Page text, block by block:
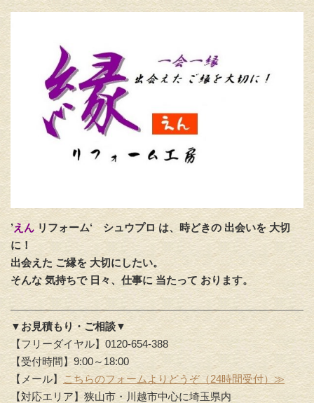
’えん リフォーム‘ シュウプロ は、時どきの 出会いを 大切
に！
出会えた ご縁を 大切にしたい。
そんな 気持ちで 日々、仕事に 当たって おります。
▼お見積もり・ご相談▼
【フリーダイヤル】0120-654-388
【受付時間】9:00～18:00
【メール】 こちらのフォームよりどうぞ（24時間受付）≫
【対応エリア】狭山市・川越市中心に埼玉県内